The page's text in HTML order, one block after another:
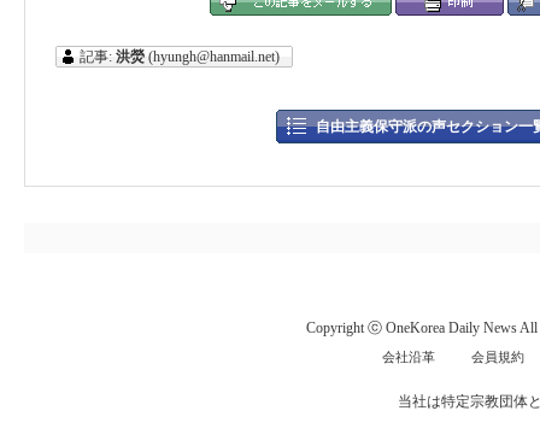
記事: 洪熒 (hyungh@hanmail.net)
自由主義保守派の声セクション一
Copyright ⓒ OneKorea Daily News All
会社沿革 会員規約
当社は特定宗教団体